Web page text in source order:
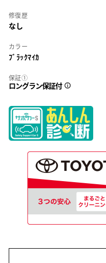
修復歴
なし
カラー
ﾌﾞﾗｯｸﾏｲｶ
保証①
ロングラン保証付